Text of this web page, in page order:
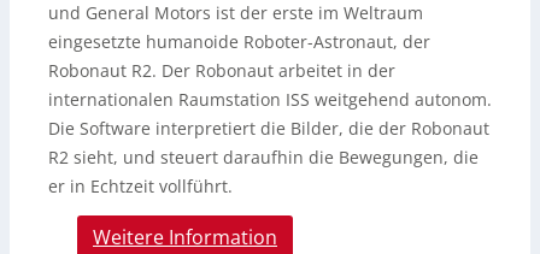
und General Motors ist der erste im Weltraum
eingesetzte humanoide Roboter-Astronaut, der
Robonaut R2. Der Robonaut arbeitet in der
internationalen Raumstation ISS weitgehend autonom.
Die Software interpretiert die Bilder, die der Robonaut
R2 sieht, und steuert daraufhin die Bewegungen, die
er in Echtzeit vollführt.
Weitere Information